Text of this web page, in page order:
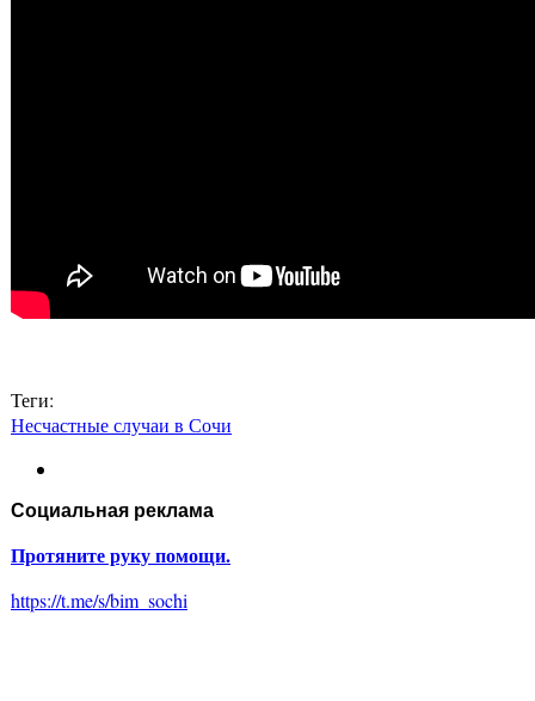
Теги:
Несчастные случаи в Сочи
Социальная реклама
Протяните руку помощи.
https://t.me/s/bim_sochi